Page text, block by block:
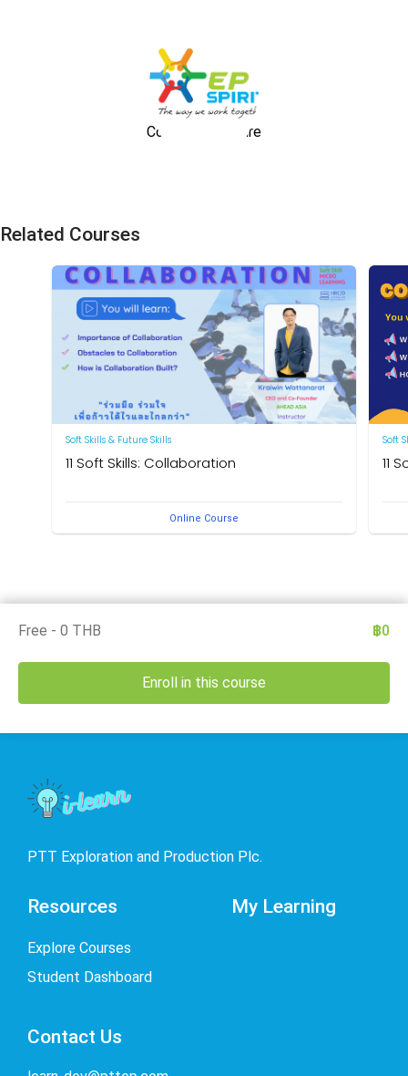
Corporate Culture
Related Courses
Soft Skills & Future Skills
11 Soft Skills: Collaboration
video clips which will enhance your competencies.
Online Course
Soft
11
฿0
Free - 0 THB
Enroll in this course
PTT Exploration and Production Plc.
Resources
Explore Courses
Student Dashboard
My Learning
Contact Us